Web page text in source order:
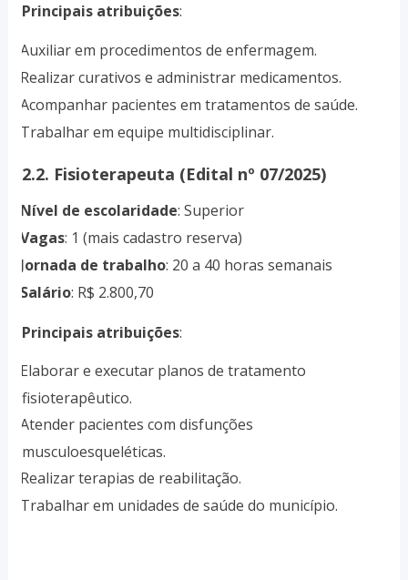
Principais atribuições:
Auxiliar em procedimentos de enfermagem.
Realizar curativos e administrar medicamentos.
Acompanhar pacientes em tratamentos de saúde.
Trabalhar em equipe multidisciplinar.
2.2. Fisioterapeuta (Edital nº 07/2025)
Nível de escolaridade: Superior
Vagas: 1 (mais cadastro reserva)
Jornada de trabalho: 20 a 40 horas semanais
Salário: R$ 2.800,70
Principais atribuições:
Elaborar e executar planos de tratamento
fisioterapêutico.
Atender pacientes com disfunções
musculoesqueléticas.
Realizar terapias de reabilitação.
Trabalhar em unidades de saúde do município.